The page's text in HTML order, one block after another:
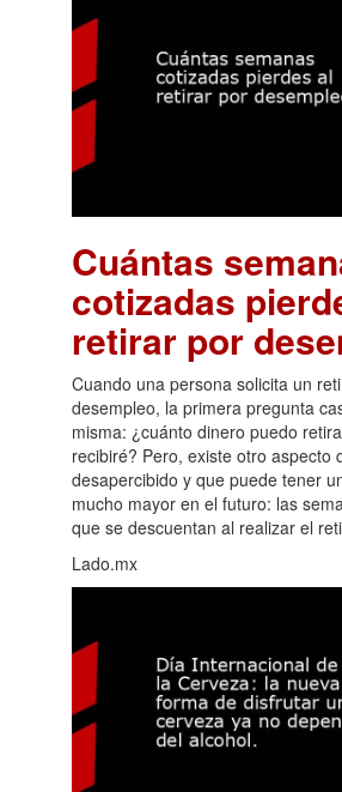
Cuántas
cotizadas
retirar por
Cuando una persona solicita un
desempleo, la primera pregunta
misma: ¿cuánto dinero puedo
recibiré? Pero, existe otro aspecto
desapercibido y que puede tener
mucho mayor en el futuro: las
que se descuentan al realizar el
Lado.mx